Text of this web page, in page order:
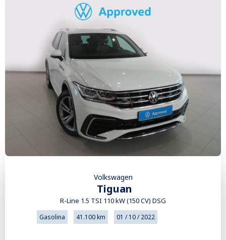
Volkswagen
Tiguan
R-Line 1.5 TSI 110 kW (150 CV) DSG
Gasolina 41.100 km 01 / 10 / 2022